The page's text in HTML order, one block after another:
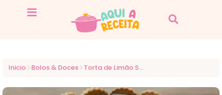
Inicio Bolos & Doces Torta de Limão Simples e Cremosa